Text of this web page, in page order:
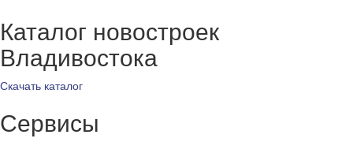
Каталог новостроек
Владивостока
Скачать каталог
Сервисы